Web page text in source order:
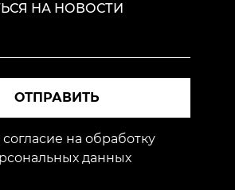
НА НОВОСТИ
ОТПРАВИТЬ
на обработку
данных